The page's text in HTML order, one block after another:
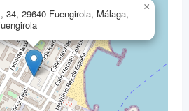
34, 29640 Fuengirola, Málaga,
×